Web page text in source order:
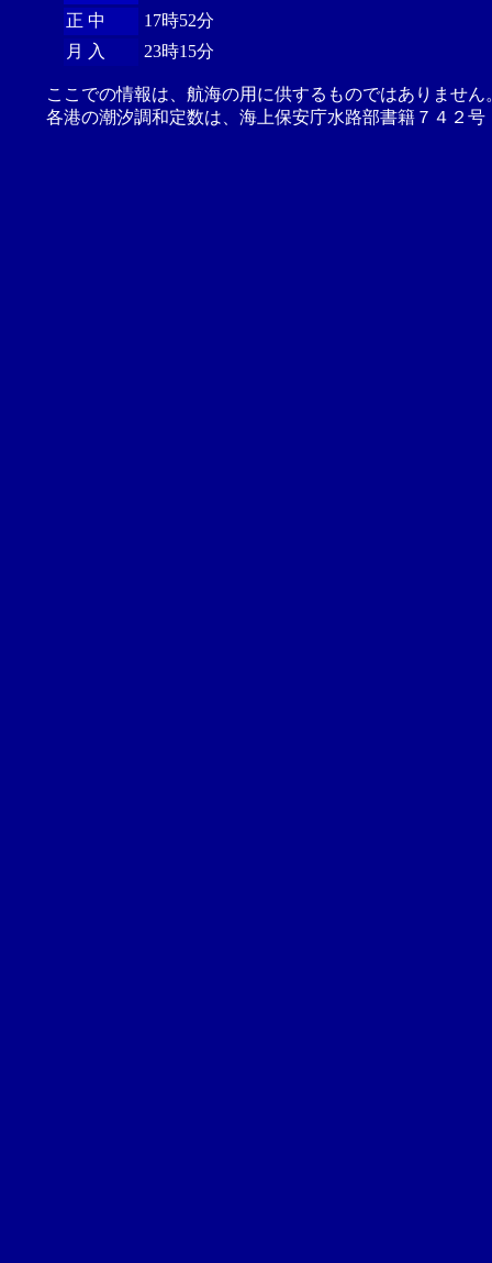
正 中
17時52分
月 入
23時15分
ここでの情報は、航海の用に供するものではありませ
各港の潮汐調和定数は、海上保安庁水路部書籍７４２